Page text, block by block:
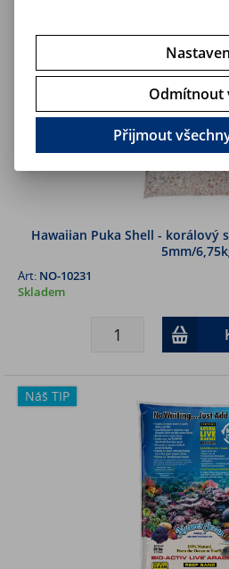
Hawaiian Puka Shell - korálový
5mm/
Art: NO-10231
Skladem
Náš TIP
Odmítnout
Přijmout